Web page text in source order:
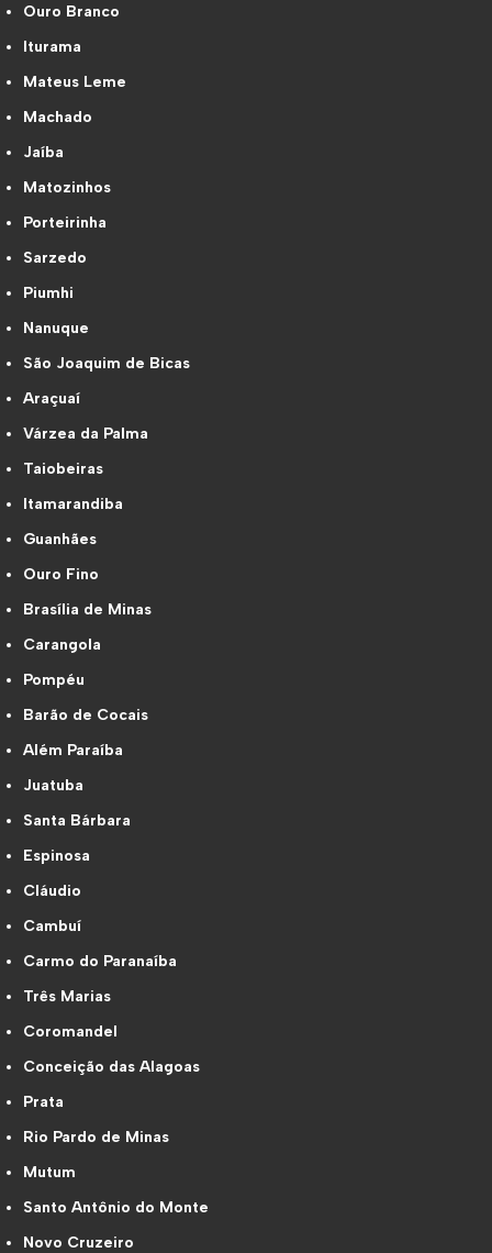
Ouro Branco
Iturama
Mateus Leme
Machado
Jaíba
Matozinhos
Porteirinha
Sarzedo
Piumhi
Nanuque
São Joaquim de Bicas
Araçuaí
Várzea da Palma
Taiobeiras
Itamarandiba
Guanhães
Ouro Fino
Brasília de Minas
Carangola
Pompéu
Barão de Cocais
Além Paraíba
Juatuba
Santa Bárbara
Espinosa
Cláudio
Cambuí
Carmo do Paranaíba
Três Marias
Coromandel
Conceição das Alagoas
Prata
Rio Pardo de Minas
Mutum
Santo Antônio do Monte
Novo Cruzeiro